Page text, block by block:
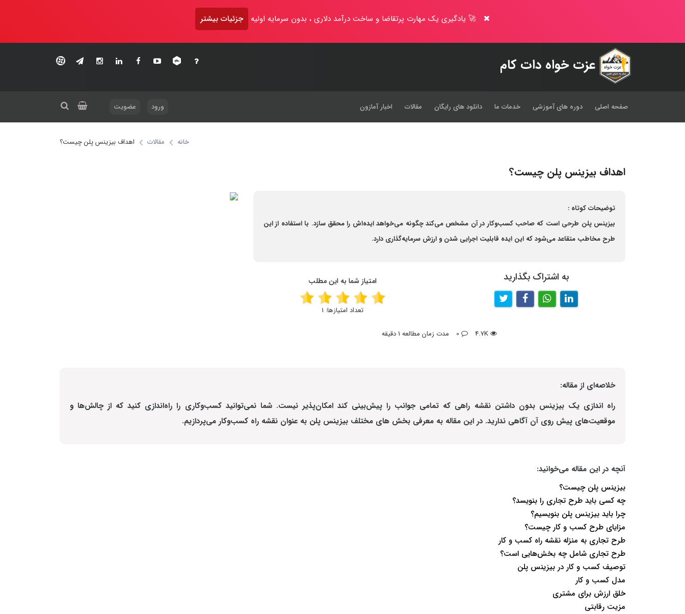
🚀 یادگیری یک مهارت پرتقاضا و ساخت درآمد دلاری ، بدون سرمایه اولیه جزئیات بیشتر
عزت خواه دات کام
صفحه اصلی دوره های آموزشی خدمات ما دانلود های رایگان مقالات اخبار آمازون ورود عضویت
خانه مقالات اهداف بیزینس پلن چیست؟
اهداف بیزینس پلن چیست؟
توضیحات کوتاه :
بیزینس پلن طرحی است که صاحب کسب‌و‌کار در آن مشخص می‌کند چگونه می‌خواهد ایده‌اش را محقق سازد. با استفاده از این
طرح مخاطب متقاعد می‌شود که این ایده قابلیت اجرایی شدن و ارزش سرمایه‌گذاری دارد.
به اشتراک بگذارید امتیاز شما به این مطلب
تعداد امتیازها: 1
مدت زمان مطالعه 1 دقیقه
خلاصه‌ای از مقاله:
راه اندازی یک بیزینس بدون داشتن نقشه راهی که تمامی جوانب را پیش‌بینی کند امکان‌پذیر نیست. شما نمی‌توانید کسب‌وکاری را راه‌اندازی کنید که از چالش‌ها و
موقعیت‌های پیش روی آن آگاهی ندارید. در این مقاله به معرفی بخش های مختلف بیزینس پلن به عنوان نقشه راه کسب‌وکار می‌پردازیم.
آنچه در این مقاله می‌خوانید:
بیزینس پلن چیست؟
چه کسی باید طرح تجاری را بنویسد؟
چرا باید بیزینس پلن بنویسیم؟
مزایای طرح کسب و کار چیست؟
طرح تجاری به منزله نقشه راه کسب و کار
طرح تجاری شامل چه بخش‌هایی است؟
توصیف کسب و کار در بیزینس پلن
مدل کسب و کار
خلق ارزش برای مشتری
مزیت رقابتی